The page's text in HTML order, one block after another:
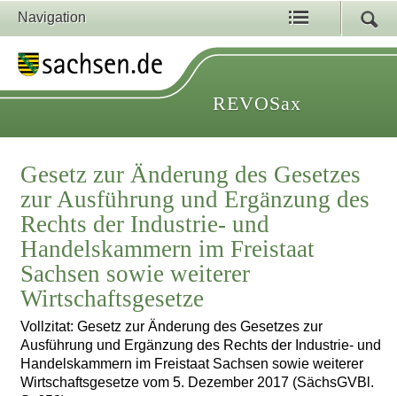
Navigation
REVOSax
Gesetz zur Änderung des Gesetzes
zur Ausführung und Ergänzung des
Rechts der Industrie- und
Handelskammern im Freistaat
Sachsen sowie weiterer
Wirtschaftsgesetze
Vollzitat: Gesetz zur Änderung des Gesetzes zur
Ausführung und Ergänzung des Rechts der Industrie- und
Handelskammern im Freistaat Sachsen sowie weiterer
Wirtschaftsgesetze vom 5. Dezember 2017 (SächsGVBl.